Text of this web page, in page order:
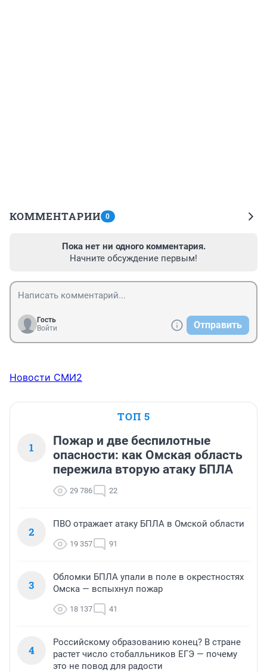
КОММЕНТАРИИ 0
Пока нет ни одного комментария.
Начните обсуждение первым!
Гость
Войти
Отправить
Новости СМИ2
ТОП 5
1
Пожар и две беспилотные
опасности: как Омская область
пережила вторую атаку БПЛА
29 786 22
2
ПВО отражает атаку БПЛА в Омской области
19 357 91
3
Обломки БПЛА упали в поле в окрестностях
Омска — вспыхнул пожар
18 137 41
4
Российскому образованию конец? В стране
растет число стобалльников ЕГЭ — почему
это не повод для радости